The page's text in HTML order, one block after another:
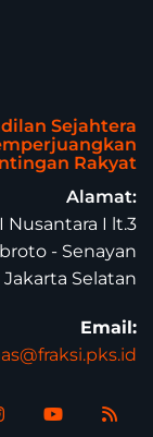
Sejahtera
Rakyat
Alamat:
Nusantara I lt.3
- Senayan
Jakarta Selatan
Email: